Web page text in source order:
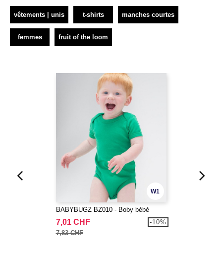
vêtements | unis t-shirts manches courtes
femmes fruit of the loom
W1
BABYBUGZ BZ010 - Boby bébé
7,01 CHF
7,83 CHF
-10%